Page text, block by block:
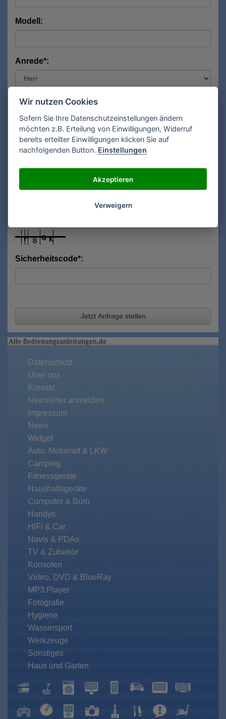
Modell:
Anrede*:
Vorname*:
Nachname*:
Sicherheitscode*:
Jetzt Anfrage stellen
Datenschutz
Über uns
Kontakt
Newsletter anmelden
Impressum
News
Widget
Auto, Motorrad & LKW
Camping
Fitnessgeräte
Haushaltsgeräte
Computer & Büro
Handys
HiFi & Car
Navis & PDAs
TV & Zubehör
Konsolen
Video, DVD & BlueRay
MP3 Player
Fotografie
Hygiene
Wassersport
Werkzeuge
Sonstiges
Haus und Garten
Wir nutzen Cookies
Sofern Sie Ihre Datenschutzeinstellungen ändern
möchten z.B. Erteilung von Einwilligungen, Widerruf
bereits erteilter Einwilligungen klicken Sie auf
nachfolgenden Button. Einstellungen
Akzeptieren
Verweigern